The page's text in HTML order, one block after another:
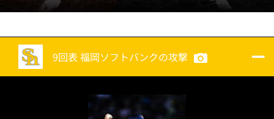
9回表 福岡ソフトバンクの攻撃